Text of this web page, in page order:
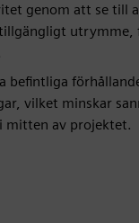
genom att se till
utrymme,
befintliga
vilket minskar
mitten av projektet.